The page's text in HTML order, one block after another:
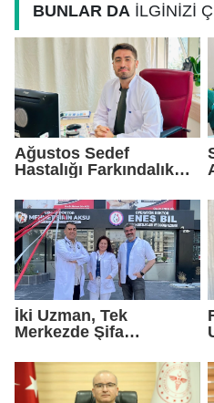
BUNLAR DA İLGİNİZİ
Ağustos Sedef
Hastalığı Farkındalık
Bakmak
İki Uzman, Tek
Merkezde Şifa